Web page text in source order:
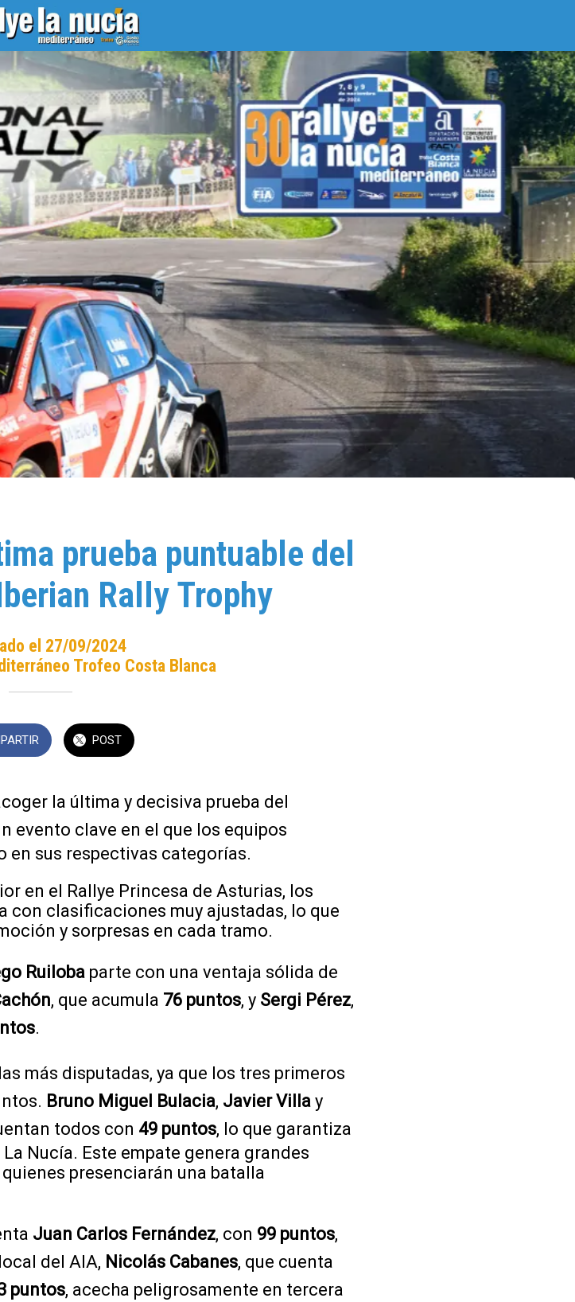
prueba puntuable del
Rally Trophy
el 27/09/2024
Trofeo Costa Blanca
POST
la última y decisiva prueba del
evento clave en el que los equipos
en sus respectivas categorías.
en el Rallye Princesa de Asturias, los
con clasificaciones muy ajustadas, lo que
y sorpresas en cada tramo.
Ruiloba parte con una ventaja sólida de
, que acumula 76 puntos, y Sergi Pérez,
.
más disputadas, ya que los tres primeros
Bruno Miguel Bulacia, Javier Villa y
todos con 49 puntos, lo que garantiza
Nucía. Este empate genera grandes
presenciarán una batalla
Juan Carlos Fernández, con 99 puntos,
del AIA, Nicolás Cabanes, que cuenta
puntos, acecha peligrosamente en tercera